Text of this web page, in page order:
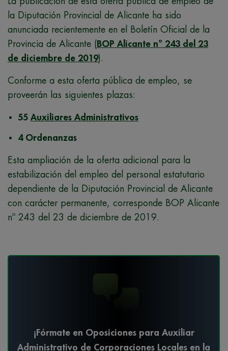
la Diputación Provincial de Alicante ha sido
anunciada recientemente en el Boletín Oficial de la
Provincia de Alicante ( BOP Alicante nº 243 del 23
de diciembre de 2019).
Conforme a esta oferta pública de empleo, se
proveerán las siguientes plazas:
55 Auxiliares Administrativos
4 Ordenanzas
Esta ampliación de la oferta adicional para la
estabilización del empleo del personal estatutario
dependiente de la Diputación Provincial de Alicante
con carácter permanente, corresponde BOP Alicante
nº 243 del 23 de diciembre de 2019.
¡Fórmate en Oposiciones para Auxiliar
Administrativo de Corporaciones Locales en la